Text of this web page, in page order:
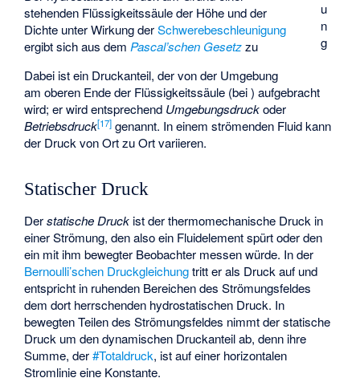
u
n
g
stehenden Flüssigkeitssäule der Höhe und der
Dichte unter Wirkung derSchwerebeschleunigung
ergibt sich aus dem Pascal’schen Gesetzzu
Dabei istein Druckanteil, der von der Umgebung
am oberen Ende der Flüssigkeitssäule (bei) aufgebracht
wird; er wird entsprechend Umgebungsdruckoder
Betriebsdruck[17] genannt. In einem strömenden Fluid kann
der Druckvon Ort zu Ort variieren.
Statischer Druck
Derstatische Druck ist der thermomechanische Druck in
einer Strömung, den also ein Fluidelement spürt oder den
ein mit ihm bewegter Beobachter messen würde. In der
Bernoulli’schen Druckgleichungtritt er als Druckauf und
entspricht in ruhenden Bereichen des Strömungsfeldes
dem dort herrschenden hydrostatischen Druck. In
bewegten Teilen des Strömungsfeldes nimmt der statische
Druck um den dynamischen Druckanteil ab, denn ihre
Summe, der#Totaldruck, ist auf einer horizontalen
Stromlinie eine Konstante.